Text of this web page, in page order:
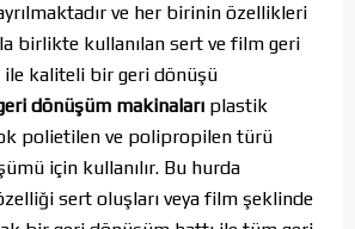
ve her birinin özellikleri
birlikte kullanılan sert ve film geri
kaliteli bir geri dönüşü
dönüşüm makinaları plastik
polietilen ve polipropilen türü
için kullanılır. Bu hurda
sert oluşları veya film şeklinde